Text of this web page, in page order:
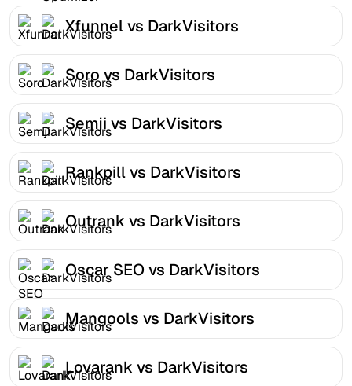
Xfunnel vs DarkVisitors
Soro vs DarkVisitors
Semji vs DarkVisitors
Rankpill vs DarkVisitors
Outrank vs DarkVisitors
Oscar SEO vs DarkVisitors
Mangools vs DarkVisitors
Lovarank vs DarkVisitors